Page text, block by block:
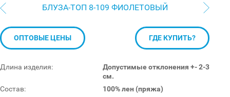
БЛУЗА-ТОП 8-109 ФИОЛЕТОВЫЙ
Длина изделия:
Допустимые отклонения +- 2-3
см.
Состав:
100% лен (пряжа)
ОПТОВЫЕ ЦЕНЫ ГДЕ КУПИТЬ?